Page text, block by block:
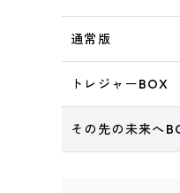
通常版
トレジャーBOX
その先の未来へ